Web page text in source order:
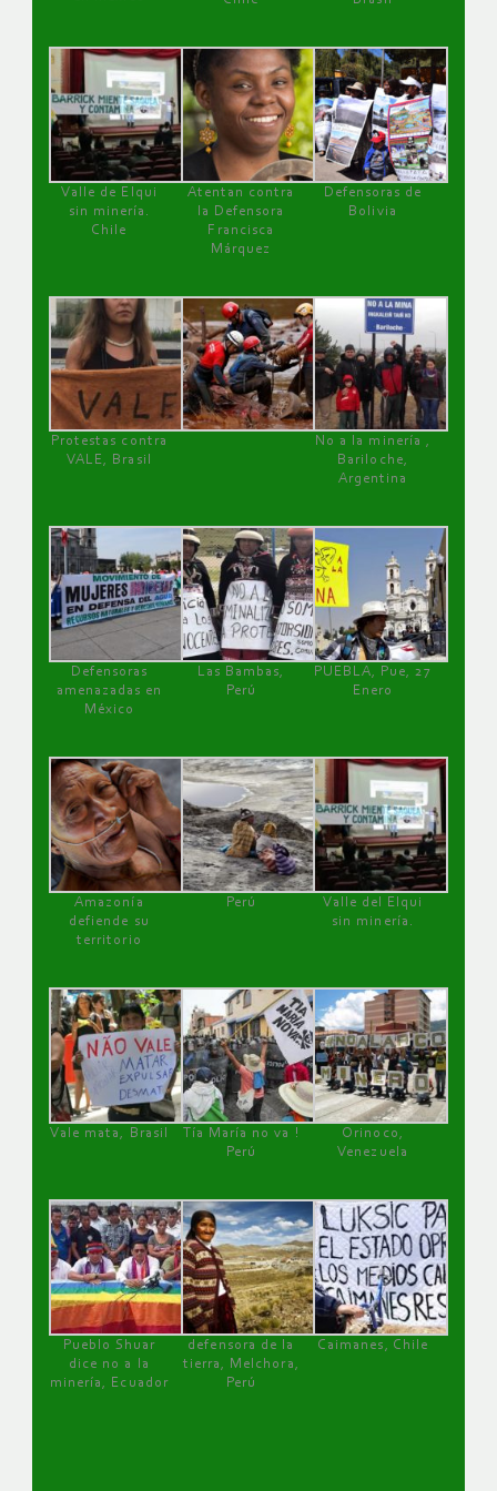
Valle de Elqui
sin minería.
Chile
Atentan contra
la Defensora
Francisca
Márquez
Defensoras de
Bolivia
Protestas contra
VALE, Brasil
No a la minería ,
Bariloche,
Argentina
Defensoras
amenazadas en
México
Las Bambas,
Perú
PUEBLA, Pue, 27
Enero
Amazonía
defiende su
territorio
Perú
Valle del Elqui
sin minería.
Vale mata, Brasil
Tía María no va !
Perú
Orinoco,
Venezuela
Pueblo Shuar
dice no a la
minería, Ecuador
defensora de la
tierra, Melchora,
Perú
Caimanes, Chile